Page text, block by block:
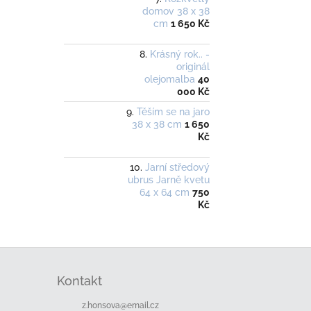
domov 38 x 38
cm 1 650 Kč
Krásný rok.. -
originál
olejomalba 40
000 Kč
Těším se na jaro
38 x 38 cm 1 650
Kč
Jarní středový
ubrus Jarně kvetu
64 x 64 cm 750
Kč
Kontakt
z.honsova@email.cz